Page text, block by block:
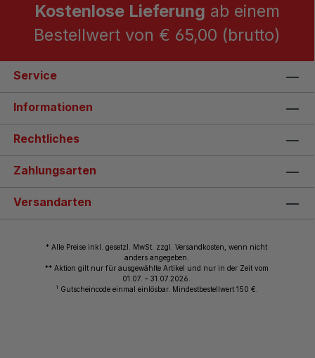
Kostenlose Lieferung ab einem
Bestellwert von € 65,00 (brutto)
Service
Informationen
Rechtliches
Zahlungsarten
Versandarten
* Alle Preise inkl. gesetzl. MwSt. zzgl. Versandkosten, wenn nicht
anders angegeben.
** Aktion gilt nur für ausgewählte Artikel und nur in der Zeit vom
01.07. – 31.07.2026.
1 Gutscheincode einmal einlösbar. Mindestbestellwert 150 €.